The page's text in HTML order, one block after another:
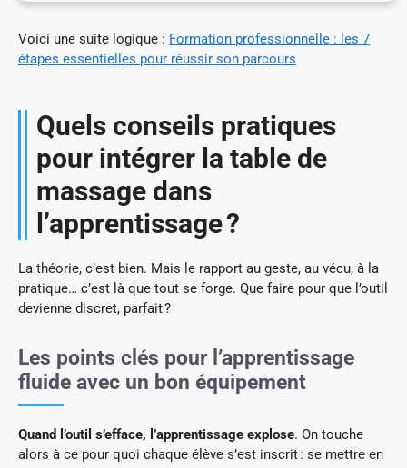
Voici une suite logique : Formation professionnelle : les 7
étapes essentielles pour réussir son parcours
Quels conseils pratiques
pour intégrer la table de
massage dans
l’apprentissage ?
La théorie, c’est bien. Mais le rapport au geste, au vécu, à la
pratique… c’est là que tout se forge. Que faire pour que l’outil
devienne discret, parfait ?
Les points clés pour l’apprentissage
fluide avec un bon équipement
Quand l’outil s’efface, l’apprentissage explose. On touche
alors à ce pour quoi chaque élève s’est inscrit : se mettre en